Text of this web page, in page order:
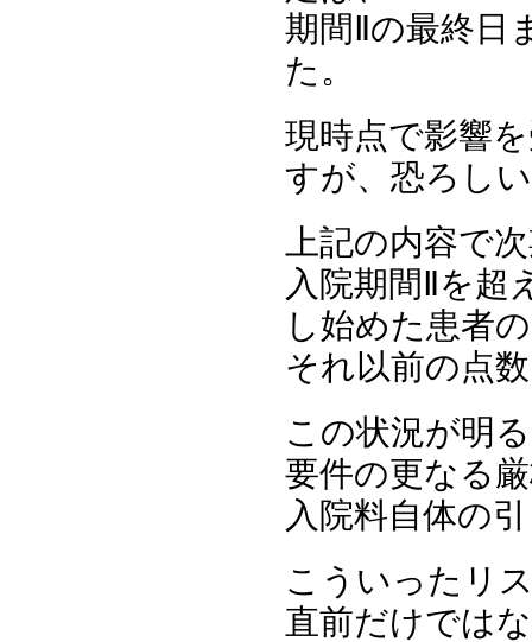
期間Ⅱの最終日
た。
現時点で影響
すが、恐ろし
上記の内容で
入院期間Ⅱを超
し始めた患者
それ以前の点
この状況が明
要件の更なる
入院料自体の
こういったリ
直前だけでは